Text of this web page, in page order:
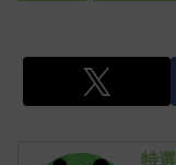
特